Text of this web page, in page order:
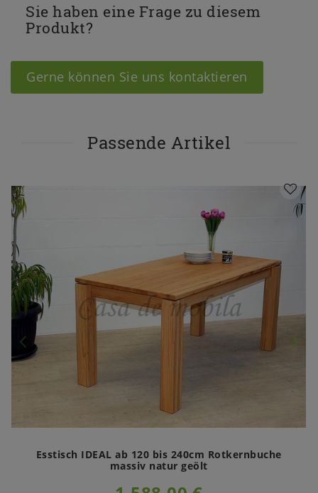
Sie haben eine Frage zu diesem
Produkt?
Gerne können Sie uns kontaktieren
Passende Artikel
Esstisch IDEAL ab 120 bis 240cm Rotkernbuche
massiv natur geölt